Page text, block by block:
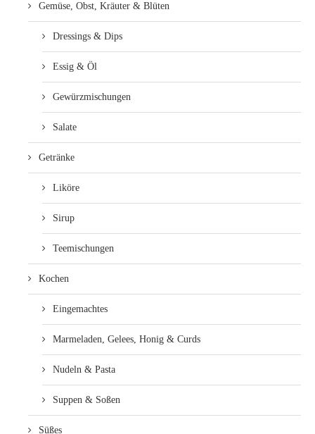
Gemüse, Obst, Kräuter & Blüten
Dressings & Dips
Essig & Öl
Gewürzmischungen
Salate
Getränke
Liköre
Sirup
Teemischungen
Kochen
Eingemachtes
Marmeladen, Gelees, Honig & Curds
Nudeln & Pasta
Suppen & Soßen
Süßes